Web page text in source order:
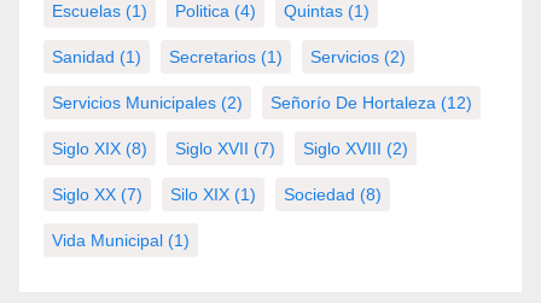
Escuelas (1) Politica (4) Quintas (1)
Sanidad (1) Secretarios (1) Servicios (2)
Servicios Municipales (2) Señorío De Hortaleza (12)
Siglo XIX (8) Siglo XVII (7) Siglo XVIII (2)
Siglo XX (7) Silo XIX (1) Sociedad (8)
Vida Municipal (1)